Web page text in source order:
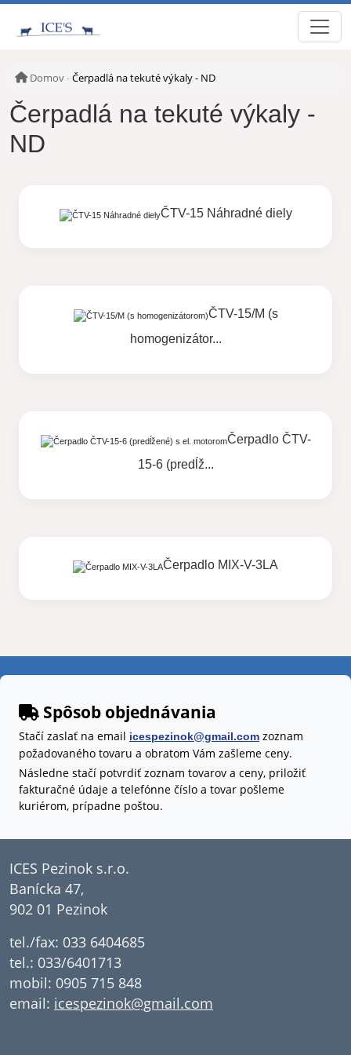
Domov - Čerpadlá na tekuté výkaly - ND
Čerpadlá na tekuté výkaly -
ND
ČTV-15 Náhradné diely
ČTV-15/M (s
homogenizátor...
Čerpadlo ČTV-
15-6 (predĺž...
Čerpadlo MIX-V-3LA
Spôsob objednávania
Stačí zaslať na email icespezinok@gmail.com zoznam
požadovaného tovaru a obratom Vám zašleme ceny.
Následne stačí potvrdiť zoznam tovarov a ceny, priložiť
fakturačné údaje a telefónne číslo a tovar pošleme
kuriérom, prípadne poštou.
ICES Pezinok s.r.o.
Banícka 47,
902 01 Pezinok
tel./fax: 033 6404685
tel.: 033/6401713
mobil: 0905 715 848
email: icespezinok@gmail.com